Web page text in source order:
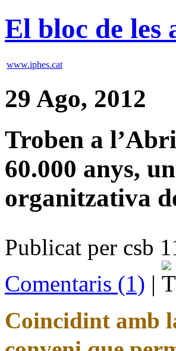
El bloc de
www.iphes.cat
29 Ago, 2012
Troben a
60.000 anys,
organitzativa
Publicat per csb
Comentaris (1) |
Coincidint amb